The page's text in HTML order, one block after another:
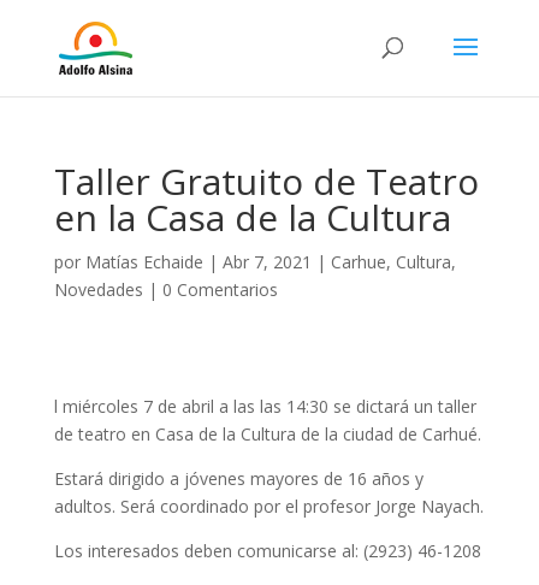
Taller Gratuito de Teatro
en la Casa de la Cultura
por Matías Echaide | Abr 7, 2021 | Carhue, Cultura,
Novedades | 0 Comentarios
l miércoles 7 de abril a las las 14:30 se dictará un taller
de teatro en Casa de la Cultura de la ciudad de Carhué.
Estará dirigido a jóvenes mayores de 16 años y
adultos. Será coordinado por el profesor Jorge Nayach.
Los interesados deben comunicarse al: (2923) 46-1208